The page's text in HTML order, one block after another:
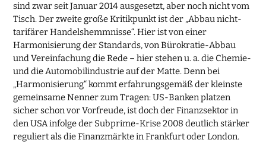
sind zwar seit Januar 2014 ausgesetzt, aber noch nicht vom
Tisch. Der zweite große Kritikpunkt ist der „Abbau nicht-
tarifärer Handelshemmnisse“. Hier ist von einer
Harmonisierung der Standards, von Bürokratie-Abbau
und Vereinfachung die Rede – hier stehen u. a. die Chemie-
und die Automobilindustrie auf der Matte. Denn bei
„Harmonisierung“ kommt erfahrungsgemäß der kleinste
gemeinsame Nenner zum Tragen: US-Banken platzen
sicher schon vor Vorfreude, ist doch der Finanzsektor in
den USA infolge der Subprime-Krise 2008 deutlich stärker
reguliert als die Finanzmärkte in Frankfurt oder London.